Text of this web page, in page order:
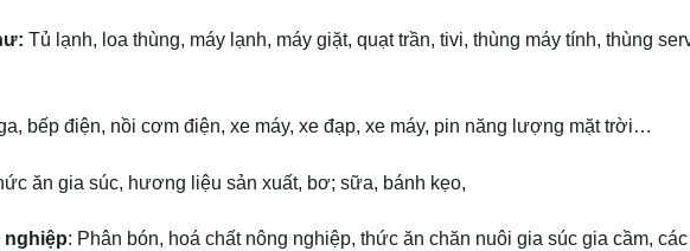
Tủ lạnh, loa thùng, máy lạnh, máy giặt, quạt trần, tivi, thùng máy tính, thùng
bếp điện, nồi cơm điện, xe máy, xe đạp, xe máy, pin năng lượng mặt trời…
ăn gia súc, hương liệu sản xuất, bơ; sữa, bánh kẹo,
nghiệp: Phân bón, hoá chất nông nghiệp, thức ăn chăn nuôi gia súc gia cầm,